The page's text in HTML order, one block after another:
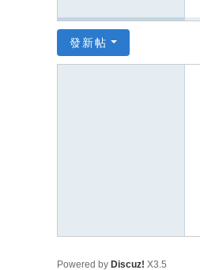
發新帖
Powered by Discuz! X3.5